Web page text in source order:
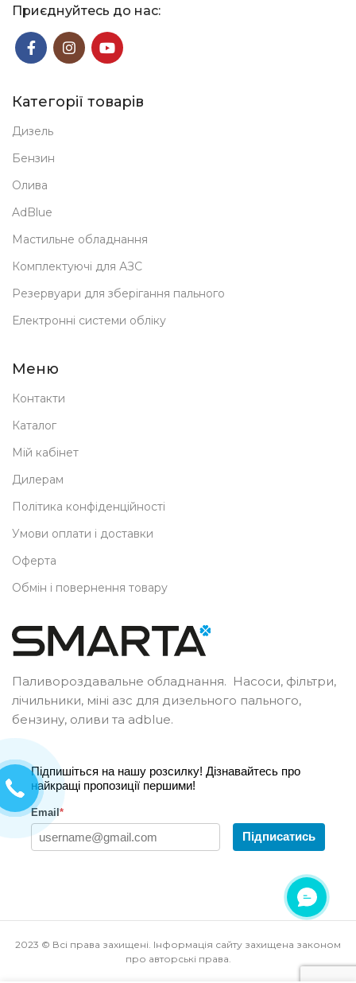
Приєднуйтесь до нас:
Категорії товарів
Дизель
Бензин
Олива
AdBlue
Мастильне обладнання
Комплектуючі для АЗС
Резервуари для зберігання пального
Електронні системи обліку
Меню
Контакти
Каталог
Мій кабінет
Дилерам
Політика конфіденційності
Умови оплати і доставки
Оферта
Обмін і повернення товару
Паливороздавальне обладнання. Насоси, фільтри,
лічильники, міні азс для дизельного пального,
бензину, оливи та adblue.
Підпишіться на нашу розсилку! Дізнавайтесь про
найкращі пропозиції першими!
Email *
Підписатись
2023 © Всі права захищені. Інформація сайту захищена законом
про авторські права.